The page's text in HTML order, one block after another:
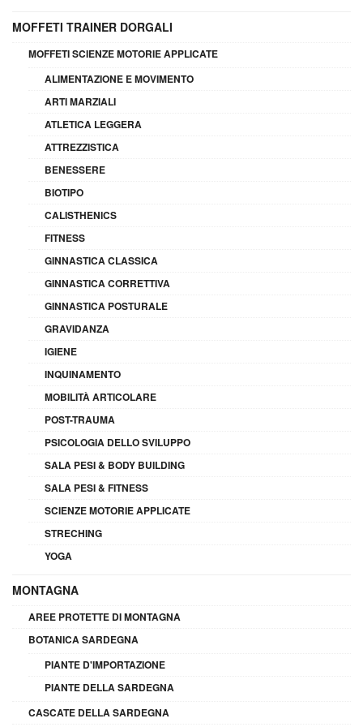
MOFFETI TRAINER DORGALI
MOFFETI SCIENZE MOTORIE APPLICATE
ALIMENTAZIONE E MOVIMENTO
ARTI MARZIALI
ATLETICA LEGGERA
ATTREZZISTICA
BENESSERE
BIOTIPO
CALISTHENICS
FITNESS
GINNASTICA CLASSICA
GINNASTICA CORRETTIVA
GINNASTICA POSTURALE
GRAVIDANZA
IGIENE
INQUINAMENTO
MOBILITÀ ARTICOLARE
POST-TRAUMA
PSICOLOGIA DELLO SVILUPPO
SALA PESI & BODY BUILDING
SALA PESI & FITNESS
SCIENZE MOTORIE APPLICATE
STRECHING
YOGA
MONTAGNA
AREE PROTETTE DI MONTAGNA
BOTANICA SARDEGNA
PIANTE D'IMPORTAZIONE
PIANTE DELLA SARDEGNA
CASCATE DELLA SARDEGNA